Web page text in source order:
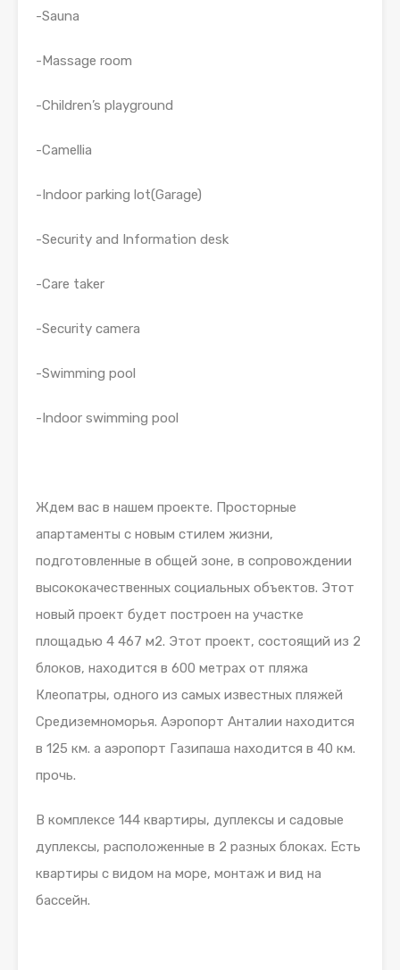
-Sauna
-Massage room
-Children’s playground
-Camellia
-Indoor parking lot(Garage)
-Security and Information desk
-Care taker
-Security camera
-Swimming pool
-Indoor swimming pool
Ждем вас в нашем проекте. Просторные
апартаменты с новым стилем жизни,
подготовленные в общей зоне, в сопровождении
высококачественных социальных объектов. Этот
новый проект будет построен на участке
площадью 4 467 м2. Этот проект, состоящий из 2
блоков, находится в 600 метрах от пляжа
Клеопатры, одного из самых известных пляжей
Средиземноморья. Аэропорт Анталии находится
в 125 км. а аэропорт Газипаша находится в 40 км.
прочь.
В комплексе 144 квартиры, дуплексы и садовые
дуплексы, расположенные в 2 разных блоках. Есть
квартиры с видом на море, монтаж и вид на
бассейн.